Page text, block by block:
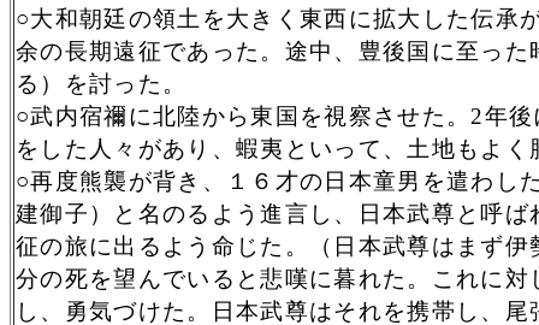
○大和朝廷の領土を大きく東西に拡大した伝承
余の長期遠征であった。途中、豊後国に至っ
る）を討った。
○武内宿禰に北陸から東国を視察させた。 2年後
をした人々があり、蝦夷といって、土地もよ
○再度熊襲が背き、１６才の日本童男を遣わ
建御子）と名のるよう進言し、日本武尊と呼
征の旅に出るよう命じた。（日本武尊はまず
分の死を望んでいると悲嘆に暮れた。これに
し、勇気づけた。日本武尊はそれを携帯し、